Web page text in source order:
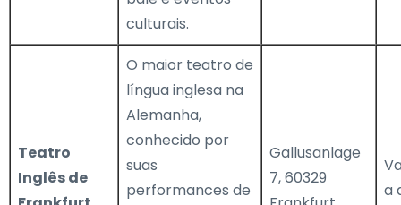
culturais.
Teatro
Inglês de
O maior teatro de
língua inglesa na
Alemanha,
conhecido por
suas
performances de
Gallusanlage
7, 60329
a